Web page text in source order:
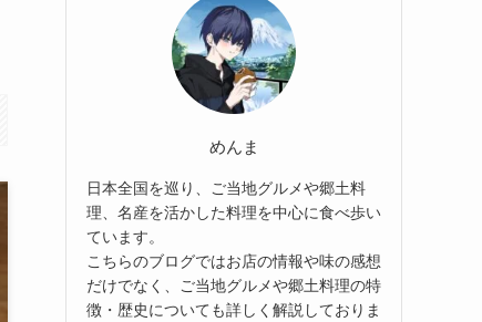
めんま
日本全国を巡り、ご当地グルメや郷土料
理、名産を活かした料理を中心に食べ歩い
ています。
こちらのブログではお店の情報や味の感想
だけでなく、ご当地グルメや郷土料理の特
徴・歴史についても詳しく解説しておりま